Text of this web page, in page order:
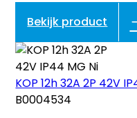
Bekijk product
KOP 12h 32A 2P 42V
B0004534